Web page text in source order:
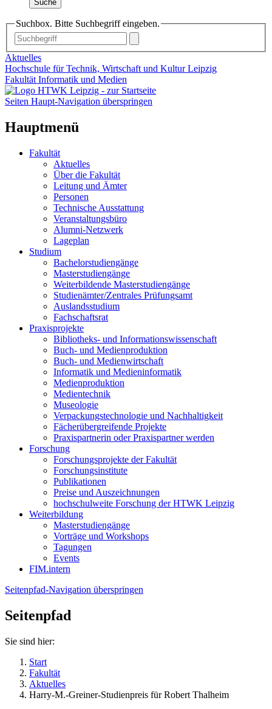
Suche
Suchbox. Bitte Suchbegriff eingeben.
Aktuelles
Hochschule für Technik, Wirtschaft und Kultur Leipzig
Fakultät Informatik und Medien
Seiten Haupt-Navigation überspringen
Hauptmenü
Fakultät
Aktuelles
Über die Fakultät
Leitung und Ämter
Personen
Technische Ausstattung
Veranstaltungsbüro
Alumni-Netzwerk
Lageplan
Studium
Bachelorstudiengänge
Masterstudiengänge
Weiterbildende Masterstudiengänge
Studienämter/Zentrales Prüfungsamt
Auslandsstudium
Fachschaftsrat
Praxisprojekte
Bibliotheks- und Informationswissenschaft
Buch- und Medienproduktion
Buch- und Medienwirtschaft
Informatik und Medieninformatik
Medienproduktion
Medientechnik
Museologie
Verpackungstechnologie und Nachhaltigkeit
Fächerübergreifende Projekte
Praxispartnerin oder Praxispartner werden
Forschung
Forschungsprojekte der Fakultät
Forschungsinstitute
Publikationen
Preise und Auszeichnungen
hochschulweite Forschung der HTWK Leipzig
Weiterbildung
Masterstudiengänge
Vorträge und Workshops
Tagungen
Events
FIM.intern
Seitenpfad-Navigation überspringen
Seitenpfad
Sie sind hier:
Start
Fakultät
Aktuelles
Harry-M.-Greiner-Studienpreis für Robert Thalheim